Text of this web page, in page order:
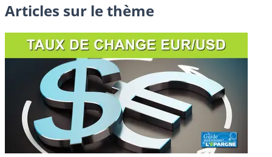
Articles sur le thème